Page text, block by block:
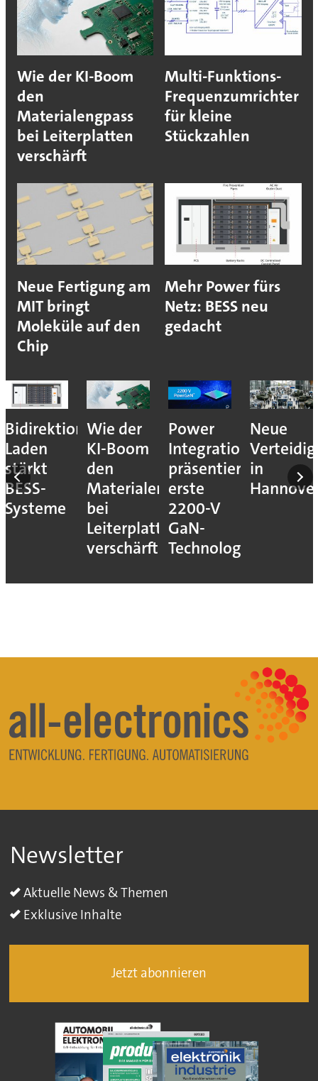
Wie der KI-Boom
den
Materialengpass
bei Leiterplatten
verschärft
Multi-Funktions-
Frequenzumrichter
für kleine
Stückzahlen
Neue Fertigung am
MIT bringt
Moleküle auf den
Chip
Mehr Power fürs
Netz: BESS neu
gedacht
Bidirektionales
Laden
stärkt
BESS-
Systeme
Wie der
KI-Boom
den
Materialengpass
bei
Leiterplatten
verschärft
Power
Integrations
präsentiert
erste
2200-V
GaN-
Technologie
Neue
in
Newsletter
Aktuelle News & Themen
Exklusive Inhalte
Jetzt abonnieren